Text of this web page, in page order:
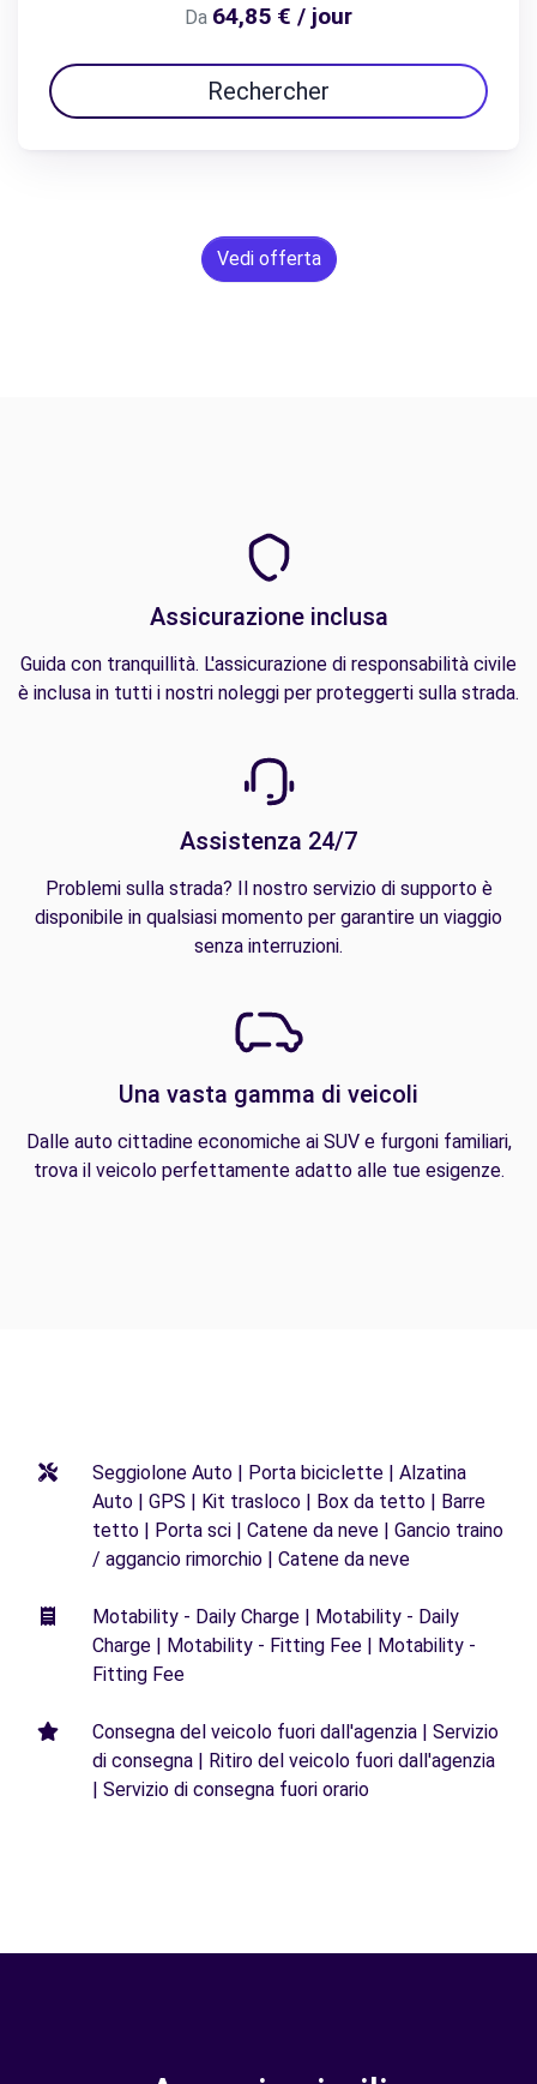
Da 64,85 € / jour
Rechercher
Vedi offerta
Assicurazione inclusa
Guida con tranquillità. L'assicurazione di responsabilità civile
è inclusa in tutti i nostri noleggi per proteggerti sulla strada.
Assistenza 24/7
Problemi sulla strada? Il nostro servizio di supporto è
disponibile in qualsiasi momento per garantire un viaggio
senza interruzioni.
Una vasta gamma di veicoli
Dalle auto cittadine economiche ai SUV e furgoni familiari,
trova il veicolo perfettamente adatto alle tue esigenze.
Seggiolone Auto | Porta biciclette | Alzatina
Auto | GPS | Kit trasloco | Box da tetto | Barre
tetto | Porta sci | Catene da neve | Gancio traino
/ aggancio rimorchio | Catene da neve
Motability - Daily Charge | Motability - Daily
Charge | Motability - Fitting Fee | Motability -
Fitting Fee
Consegna del veicolo fuori dall'agenzia | Servizio
di consegna | Ritiro del veicolo fuori dall'agenzia
| Servizio di consegna fuori orario